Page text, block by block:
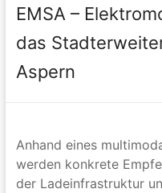
EMSA –
das
Aspern
Anhand eines
werden konkrete
der Ladeinfrastruktur